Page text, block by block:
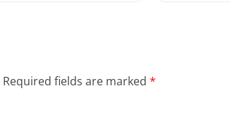
Required fields are marked *